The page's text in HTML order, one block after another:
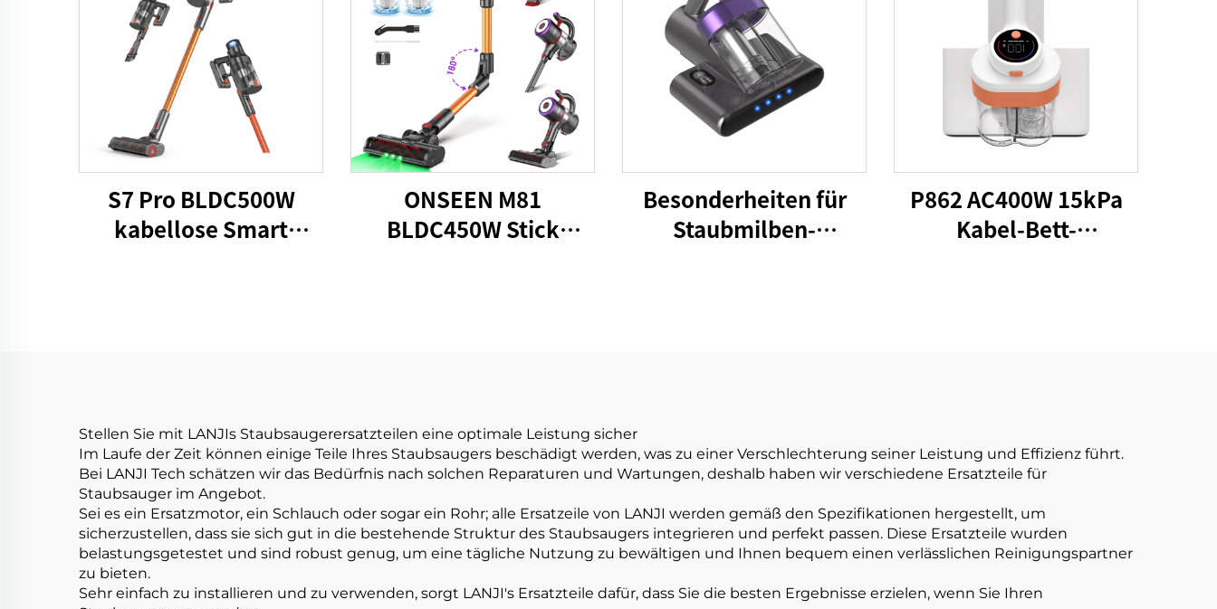
S7 Pro BLDC500W
kabellose Smart
ONSEEN M81
BLDC450W Stick
Besonderheiten für
Staubmilben-
P862 AC400W 15kPa
Kabel-Bett-
Stellen Sie mit LANJIs Staubsaugerersatzteilen eine optimale Leistung sicher
Im Laufe der Zeit können einige Teile Ihres Staubsaugers beschädigt werden, was zu einer Verschlechterung seiner Leistung und Effizienz führt.
Bei LANJI Tech schätzen wir das Bedürfnis nach solchen Reparaturen und Wartungen, deshalb haben wir verschiedene Ersatzteile für
Staubsauger im Angebot.
Sei es ein Ersatzmotor, ein Schlauch oder sogar ein Rohr; alle Ersatzeile von LANJI werden gemäß den Spezifikationen hergestellt, um
sicherzustellen, dass sie sich gut in die bestehende Struktur des Staubsaugers integrieren und perfekt passen. Diese Ersatzteile wurden
belastungsgetestet und sind robust genug, um eine tägliche Nutzung zu bewältigen und Ihnen bequem einen verlässlichen Reinigungspartner
zu bieten.
Sehr einfach zu installieren und zu verwenden, sorgt LANJI's Ersatzteile dafür, dass Sie die besten Ergebnisse erzielen, wenn Sie Ihren